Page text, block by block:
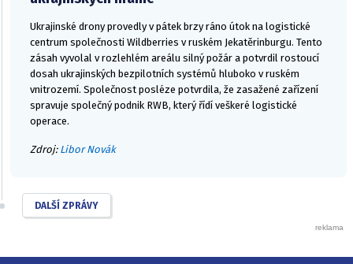
Ukrajinské drony provedly v pátek brzy ráno útok na logistické
centrum společnosti Wildberries v ruském Jekatěrinburgu. Tento
zásah vyvolal v rozlehlém areálu silný požár a potvrdil rostoucí
dosah ukrajinských bezpilotních systémů hluboko v ruském
vnitrozemí. Společnost posléze potvrdila, že zasažené zařízení
spravuje společný podnik RWB, který řídí veškeré logistické
operace.
Zdroj: Libor Novák
DALŠÍ ZPRÁVY